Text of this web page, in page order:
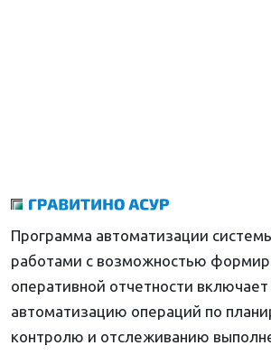
Программа автоматизации
работами с возможностью
оперативной отчетности включает
автоматизацию операций по
контролю и отслеживанию